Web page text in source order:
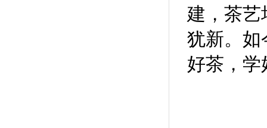
建，茶艺
犹新。如
好茶，学